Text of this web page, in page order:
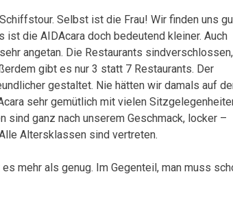
Selbst ist die Frau! Wir finden uns
ist die AIDAcara doch bedeutend kleiner. Auch
angetan. Die Restaurants sindverschlossen,
gibt es nur 3 statt 7 Restaurants. Der
gestaltet. Nie hätten wir damals auf
sehr gemütlich mit vielen
sind ganz nach unserem Geschmack, locker –
Altersklassen sind vertreten.
mehr als genug. Im Gegenteil, man muss